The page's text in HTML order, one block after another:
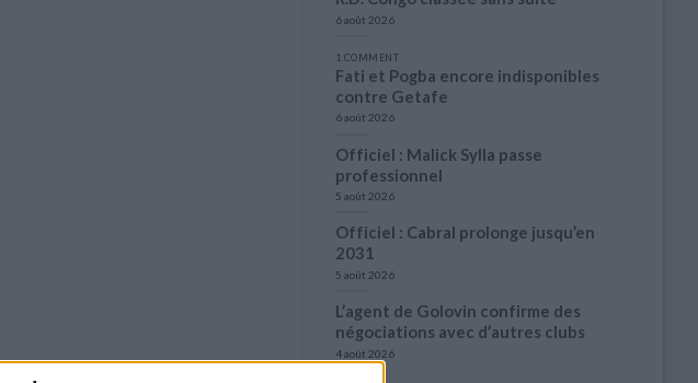
6 août 2026
1 COMMENT
Fati et Pogba encore indisponibles
contre Getafe
6 août 2026
Officiel : Malick Sylla passe
professionnel
5 août 2026
Officiel : Cabral prolonge jusqu’en
2031
5 août 2026
L’agent de Golovin confirme des
négociations avec d’autres clubs
4 août 2026